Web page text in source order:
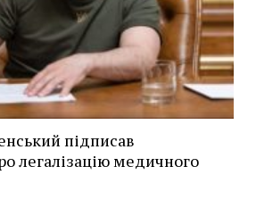
підписав
легалізацію медичного